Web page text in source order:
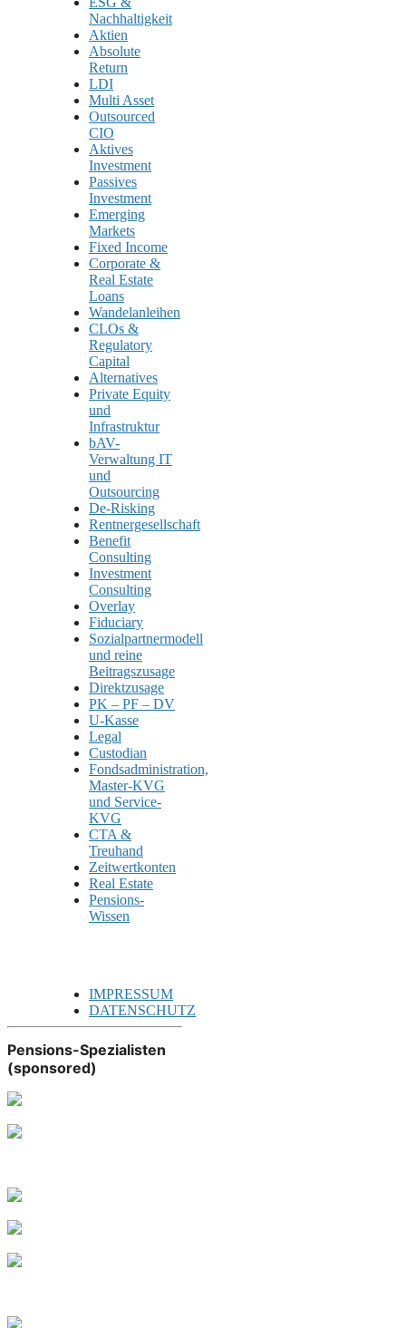
Nachhaltigkeit
Aktien
Absolute
Return
LDI
Multi Asset
Outsourced
CIO
Aktives
Investment
Passives
Investment
Emerging
Markets
Fixed Income
Corporate &
Real Estate
Loans
Wandelanleihen
CLOs &
Regulatory
Capital
Alternatives
Private Equity
und
Infrastruktur
bAV-
Verwaltung IT
und
Outsourcing
De-Risking
Rentnergesellschaft
Benefit
Consulting
Investment
Consulting
Overlay
Fiduciary
Sozialpartnermodell
und reine
Beitragszusage
Direktzusage
PK – PF – DV
U-Kasse
Legal
Custodian
Fondsadministration,
Master-KVG
und Service-
KVG
CTA &
Treuhand
Zeitwertkonten
Real Estate
Pensions-
Wissen
IMPRESSUM
DATENSCHUTZ
Pensions-Spezialisten
(sponsored)